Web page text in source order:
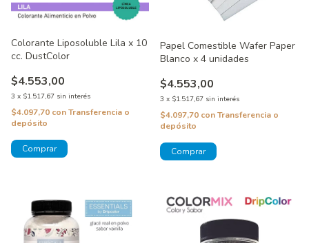
Colorante Liposoluble Lila x 10
cc. DustColor
$4.553,00
3 x $1.517,67 sin interés
$4.097,70 conTransferencia o
depósito
Papel Comestible Wafer Paper
Blanco x 4 unidades
$4.553,00
3 x $1.517,67 sin interés
$4.097,70 conTransferencia o
depósito